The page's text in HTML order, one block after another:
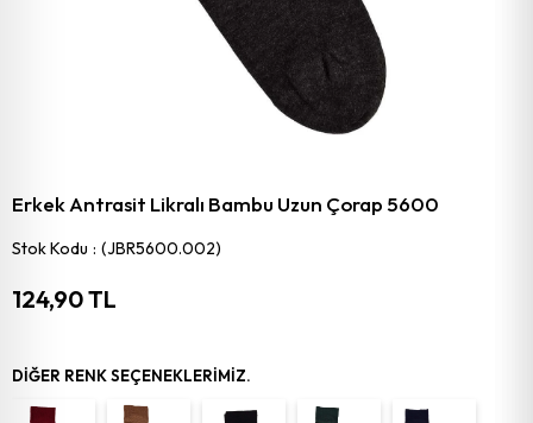
Erkek Antrasit Likralı Bambu Uzun Çorap 5600
Stok Kodu (JBR5600.002)
124,90 TL
DIĞER RENK SEÇENEKLERIMIZ.